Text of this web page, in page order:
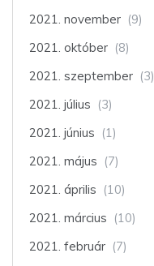
2021. november (9)
2021. október (8)
2021. szeptember (3)
2021. július (3)
2021. június (1)
2021. május (7)
2021. április (10)
2021. március (10)
2021. február (7)